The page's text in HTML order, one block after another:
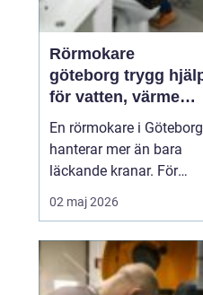
Rörmokare
göteborg trygg hjälp
för vatten, värme
och avlopp
En rörmokare i Göteborg
hanterar mer än bara
läckande kranar. För
många fastighetsägare,
bostadsrättsföreningar
om trygghet i vardagen,
minskad risk för
02 maj 2026